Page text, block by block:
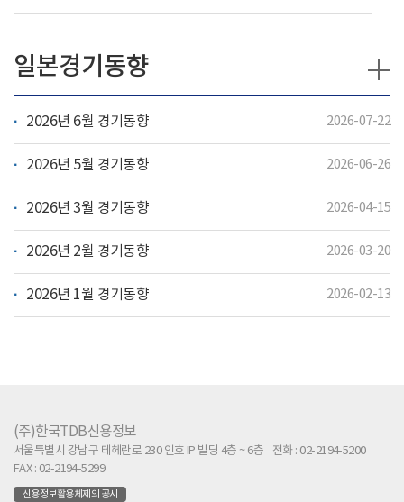
일본경기동향
2026년 6월 경기동향 2026-07-22
2026년 5월 경기동향 2026-06-26
2026년 3월 경기동향 2026-04-15
2026년 2월 경기동향 2026-03-20
2026년 1월 경기동향 2026-02-13
(주)한국TDB신용정보
서울특별시 강남구 테헤란로 230 인호 IP 빌딩 4층 ~ 6층
전화 : 02-2194-5200
FAX : 02-2194-5299
신용정보활용체제의 공시